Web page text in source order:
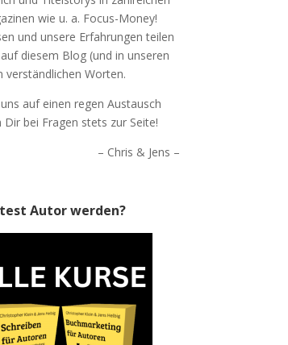
wie u. a. Focus-Money!
und unsere Erfahrungen teilen
diesem Blog (und in unseren
verständlichen Worten.
auf einen regen Austausch
Dir bei Fragen stets zur Seite!
– Chris & Jens –
Autor werden?